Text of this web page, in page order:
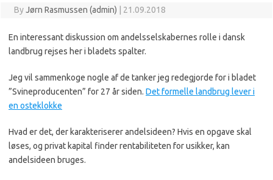
ByJørn Rasmussen (admin) 21.09.2018
En interessant diskussion om andelsselskabernes rolle i dansk
landbrug rejses her i bladets spalter.
Jeg vil sammenkoge nogle af de tanker jeg redegjorde for i bladet
”Svineproducenten” for 27 år siden. Det formelle landbrug lever i
en osteklokke
Hvad er det, der karakteriserer andelsideen? Hvis en opgave skal
løses, og privat kapital finder rentabiliteten for usikker, kan
andelsideen bruges.